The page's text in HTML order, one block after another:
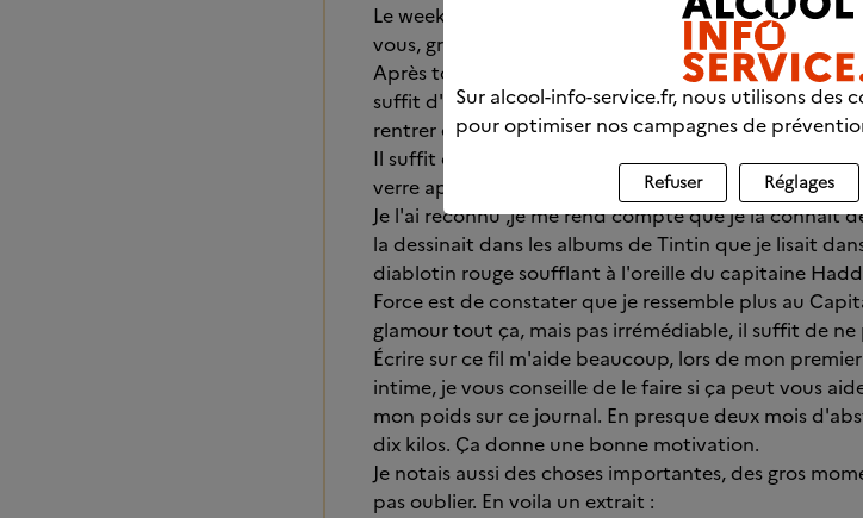
Le weekend ! autant je l'apprécie, autant je
vous, grâce à ce fil , grâce aux décisions que NOUS
Après tout même si l'envie est forte elle n'est que
suffit d'être patient et de réussir à s'occuper l'esprit
rentrer dans l'ordre, l'envie disparait et la vie reprend.
Il suffit de ne pas écouter la petite voix (hyper
verre après tout, tu ne fais rien de mal !
Je l'ai reconnu ,je me rend compte que je la connait
la dessinait dans les albums de Tintin que je lisait
diablotin rouge soufflant à l'oreille du capitaine
Force est de constater que je ressemble plus au
glamour tout ça, mais pas irrémédiable, il suffit de
Écrire sur ce fil m'aide beaucoup, lors de mon
intime, je vous conseille de le faire si ça peut vous
mon poids sur ce journal. En presque deux mois
dix kilos. Ça donne une bonne motivation.
Je notais aussi des choses importantes, des gros
pas oublier. En voila un extrait :
Sur alcool-info-service.fr, nous utilisons des
pour optimiser nos campagnes de
Refuser Réglages